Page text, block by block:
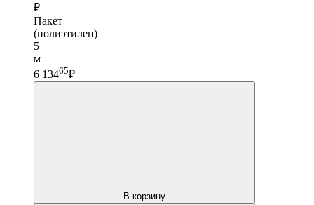
₽
Пакет
(полиэтилен)
5
м
6 13465₽
В корзину